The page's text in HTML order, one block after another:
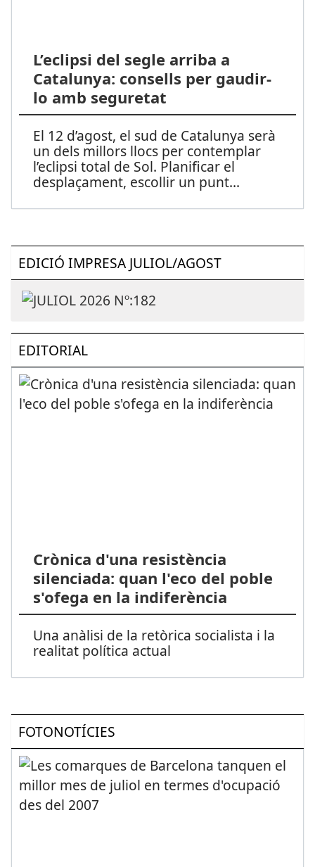
L’eclipsi del segle arriba a
Catalunya: consells per gaudir-
lo amb seguretat
El 12 d’agost, el sud de Catalunya serà
un dels millors llocs per contemplar
l’eclipsi total de Sol. Planificar el
desplaçament, escollir un punt...
EDICIÓ IMPRESA JULIOL/AGOST
EDITORIAL
Crònica d'una resistència
silenciada: quan l'eco del poble
s'ofega en la indiferència
Una anàlisi de la retòrica socialista i la
realitat política actual
FOTONOTÍCIES